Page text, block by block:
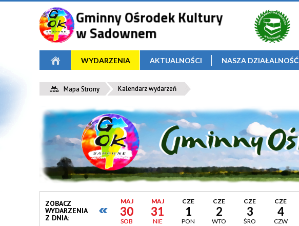
WYDARZENIA AKTUALNOŚCI NASZA DZIAŁALNOŚĆ
Mapa Strony Kalendarz wydarzeń
ZOBACZ
WYDARZENIA
Z DNIA:
MAJ
30
SOB
MAJ
31
NIE
CZE
1
PON
CZE
2
WTO
CZE
3
ŚRO
CZE
4
CZW